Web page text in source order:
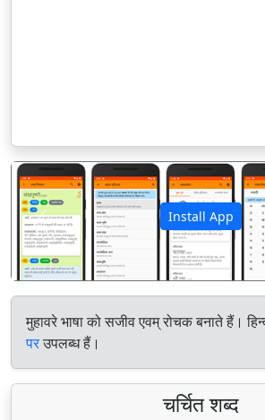
Install App
पिछला
मुहावरे भाषा को सजीव एवम् रोचक बनाते हैं।
परउपलब्ध हैं।
चर्चित शब्द